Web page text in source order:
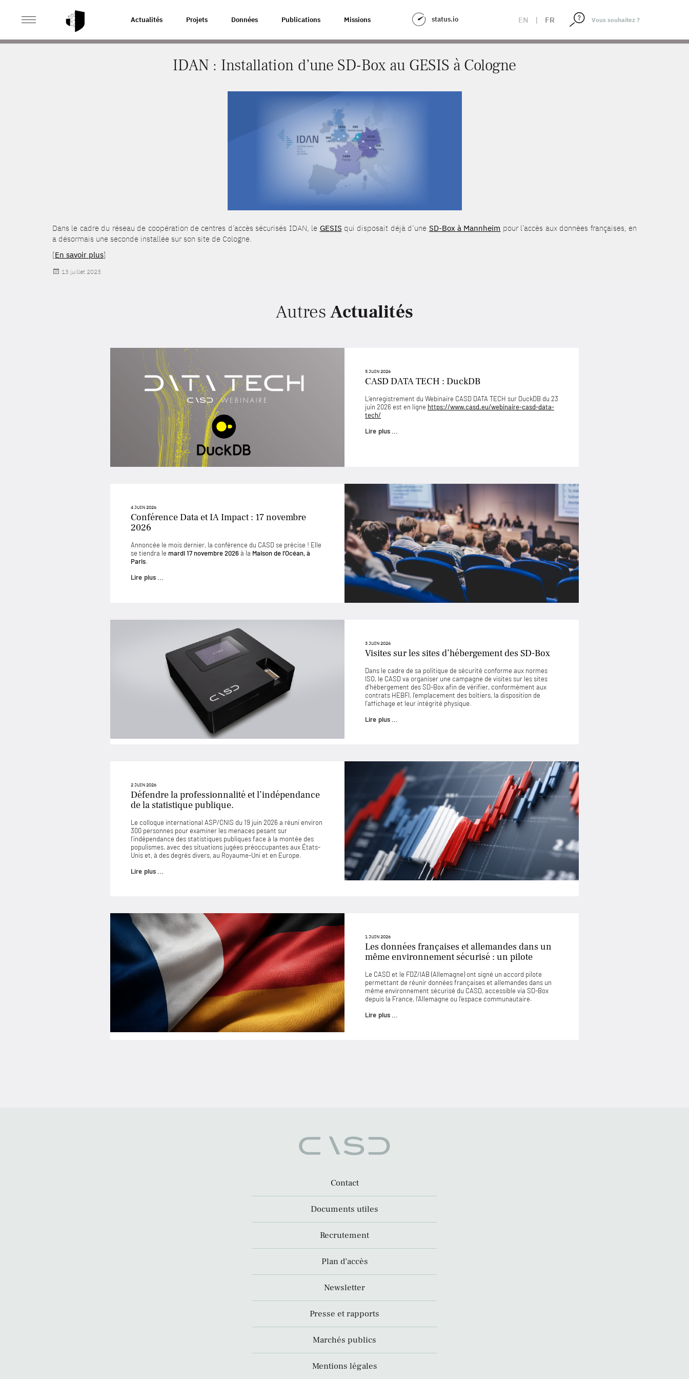
Actualités Projets Données Publications Missions status.io EN | FR
ACCUEIL ACTUALITÉS > IDAN : INSTALLATION D’UNE SD-BOX AU GESIS À COLOGNE
IDAN : Installation d’une SD-Box au GESIS à Cologne
Dans le cadre du réseau de coopération de centres d’accès sécurisés IDAN, le GESIS qui disposait déjà d’une SD-Box à Mannheim pour l’accès aux données françaises, en
a désormais une seconde installée sur son site de Cologne.
[En savoir plus]
Publié
13 juillet 2023
Autres Actualités
5 JUIN 2026
CASD DATA TECH : DuckDB
L’enregistrement du Webinaire CASD DATA TECH sur DuckDB du 23
juin 2026 est en ligne https://www.casd.eu/webinaire-casd-data-
tech/
Lire plus ...
4 JUIN 2026
Conférence Data et IA Impact : 17 novembre
2026
Annoncée le mois dernier, la conférence du CASD se précise ! Elle
se tiendra le mardi 17 novembre 2026à la Maison de l’Océan, à
Paris.
Lire plus ...
3 JUIN 2026
Visites sur les sites d’hébergement des SD-Box
Dans le cadre de sa politique de sécurité conforme aux normes
ISO, le CASD va organiser une campagne de visites sur les sites
d’hébergement des SD-Box afin de vérifier, conformément aux
contrats HEBFI, l’emplacement des boîtiers, la disposition de
l’affichage et leur intégrité physique.
Lire plus ...
2 JUIN 2026
Défendre la professionnalité et l’indépendance
de la statistique publique.
Le colloque international ASP/CNIS du 19 juin 2026 a réuni environ
300 personnes pour examiner les menaces pesant sur
l’indépendance des statistiques publiques face à la montée des
populismes, avec des situations jugées préoccupantes aux États-
Unis et, à des degrés divers, au Royaume-Uni et en Europe.
Lire plus ...
1 JUIN 2026
Les données françaises et allemandes dans un
même environnement sécurisé : un pilote
Le CASD et le FDZ/IAB (Allemagne) ont signé un accord pilote
permettant de réunir données françaises et allemandes dans un
même environnement sécurisé du CASD, accessible via SD-Box
depuis la France, l’Allemagne ou l’espace communautaire.
Lire plus ...
Contact
Documents utiles
Recrutement
Plan d’accès
Newsletter
Presse et rapports
Marchés publics
Mentions légales